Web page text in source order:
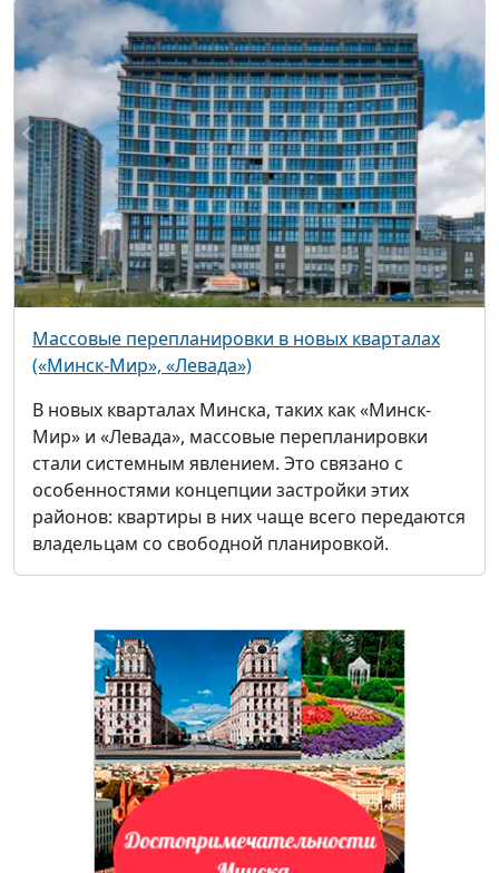
Массовые перепланировки в новых кварталах
(«Минск-Мир», «Левада»)
В новых кварталах Минска, таких как «Минск-
Мир» и «Левада», массовые перепланировки
стали системным явлением. Это связано с
особенностями концепции застройки этих
районов: квартиры в них чаще всего передаются
владельцам со свободной планировкой.